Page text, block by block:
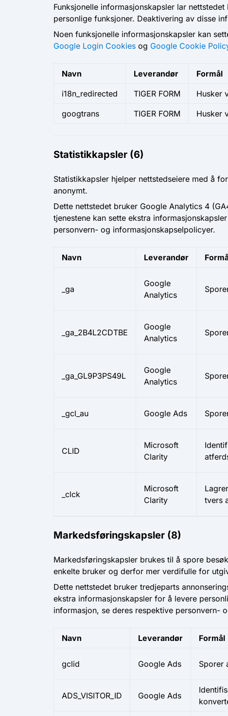
Funksjonelle informasjonskapsler lar
personlige funksjoner. Deaktivering av disse
Noen funksjonelle informasjonskapsler kan
Google Login Cookies og Google Cookie
Navn Leverandør Formål
i18n_redirected TIGER FORM Husker
googtrans TIGER FORM Husker
Statistikkapsler (6)
Statistikkapsler hjelper nettstedseiere med å
anonymt.
Dette nettstedet bruker Google Analytics 4
tjenestene kan sette ekstra
personvern- og informasjonskapselpolicyer.
Navn Leverandør
_ga
Google
Analytics
_ga_2B4L2CDTBE
Google
Analytics
_ga_GL9P3PS49L
Google
Analytics
_gcl_au Google Ads
CLID
Microsoft
Clarity
_clck
Microsoft
Clarity
tvers
Markedsføringskapsler (8)
Markedsføringskapsler brukes til å spore
enkelte bruker og derfor mer verdifulle for
Dette nettstedet bruker tredjeparts
ekstra informasjonskapsler for å levere
informasjon, se deres respektive personvern-
Navn Leverandør Formål
gclid Google Ads Sporer
ADS_VISITOR_ID Google Ads